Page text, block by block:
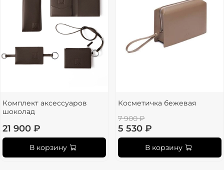
Комплект аксессуаров
шоколад
21 900 ₽
В корзину
Косметичка бежевая
7 900 ₽
5 530 ₽
В корзину